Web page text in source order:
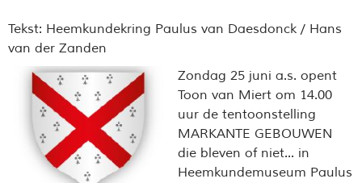
Tekst: Heemkundekring Paulus van Daesdonck / Hans
van der Zanden
Zondag 25 juni a.s. opent
Toon van Miert om 14.00
uur de tentoonstelling
MARKANTE GEBOUWEN
die bleven of niet... in
Heemkundemuseum Paulus